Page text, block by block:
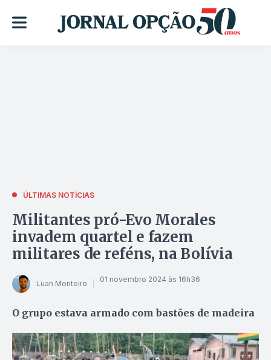
ÚLTIMAS NOTÍCIAS
Militantes pró-Evo Morales
invadem quartel e fazem
militares de reféns, na Bolívia
Luan Monteiro 01 novembro 2024 às 16h36
O grupo estava armado com bastões de madeira